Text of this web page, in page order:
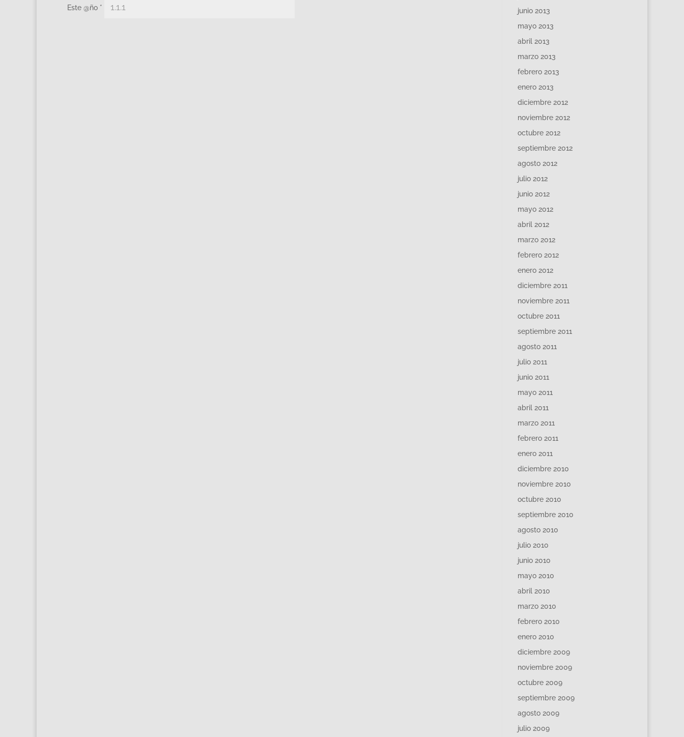
Este @ño *
junio 2013
mayo 2013
abril 2013
marzo 2013
febrero 2013
enero 2013
diciembre 2012
noviembre 2012
octubre 2012
septiembre 2012
agosto 2012
julio 2012
junio 2012
mayo 2012
abril 2012
marzo 2012
febrero 2012
enero 2012
diciembre 2011
noviembre 2011
octubre 2011
septiembre 2011
agosto 2011
julio 2011
junio 2011
mayo 2011
abril 2011
marzo 2011
febrero 2011
enero 2011
diciembre 2010
noviembre 2010
octubre 2010
septiembre 2010
agosto 2010
julio 2010
junio 2010
mayo 2010
abril 2010
marzo 2010
febrero 2010
enero 2010
diciembre 2009
noviembre 2009
octubre 2009
septiembre 2009
agosto 2009
julio 2009